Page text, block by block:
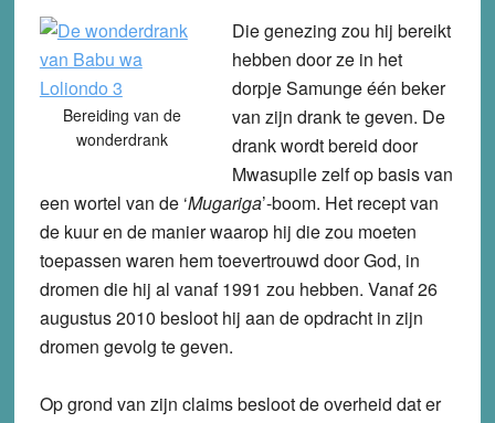
Bereiding van de
wonderdrank
Die genezing zou hij bereikt
hebben door ze in het
dorpje Samunge één beker
van zijn drank te geven. De
drank wordt bereid door
Mwasupile zelf op basis van
een wortel van de ‘Mugariga’-boom. Het recept van
de kuur en de manier waarop hij die zou moeten
toepassen waren hem toevertrouwd door God, in
dromen die hij al vanaf 1991 zou hebben. Vanaf 26
augustus 2010 besloot hij aan de opdracht in zijn
dromen gevolg te geven.
Op grond van zijn claims besloot de overheid dat er